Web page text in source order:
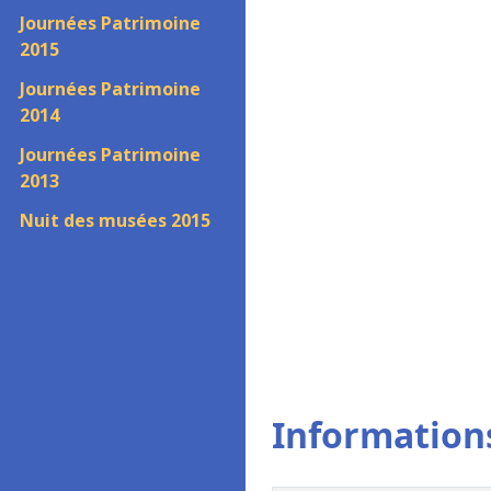
Journées Patrimoine
2015
Journées Patrimoine
2014
Journées Patrimoine
2013
Nuit des musées 2015